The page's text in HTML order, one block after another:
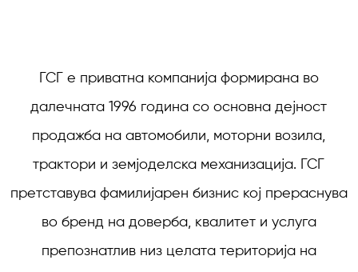
ГСГ е приватна компанија формирана во
далечната 1996 година со основна дејност
продажба на автомобили, моторни возила,
трактори и земјоделска механизација. ГСГ
претставува фамилијарен бизнис кој прераснува
во бренд на доверба, квалитет и услуга
препознатлив низ целата територија на